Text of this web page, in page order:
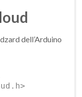
dell’Arduino